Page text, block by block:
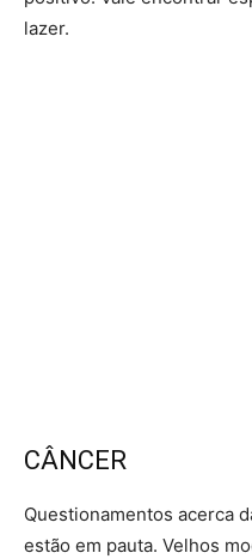
lazer.
CÂNCER
Questionamentos acerca
estão em pauta. Velhos